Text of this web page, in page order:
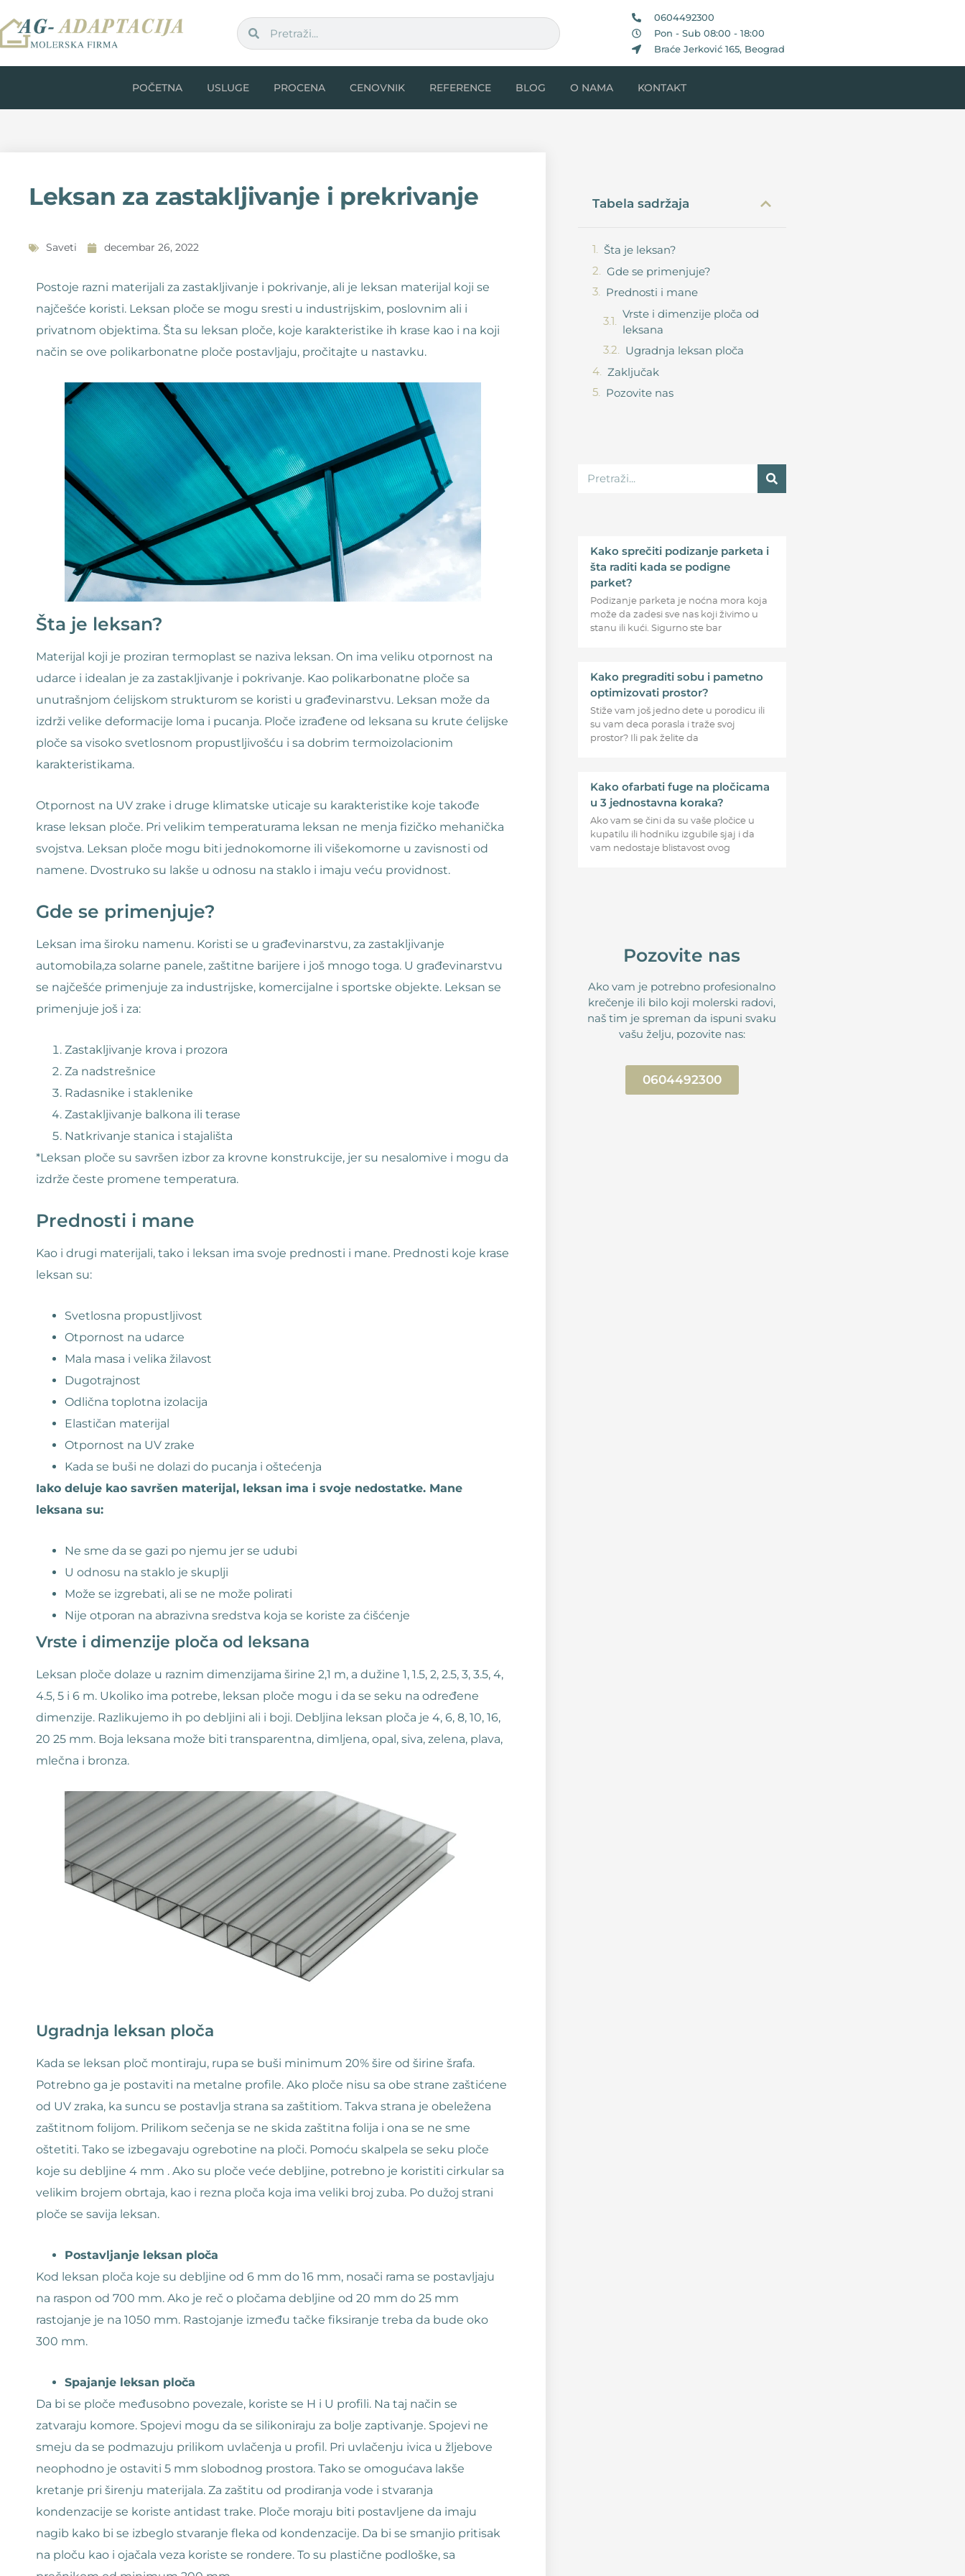
0604492300
Pon - Sub 08:00 - 18:00
Braće Jerković 165, Beograd
POČETNA USLUGE PROCENA CENOVNIK REFERENCE BLOG O NAMA KONTAKT
Leksan za zastakljivanje i prekrivanje
Saveti decembar 26, 2022
Postoje razni materijali za zastakljivanje i pokrivanje, ali je leksan materijal koji se
najčešće koristi. Leksan ploče se mogu sresti u industrijskim, poslovnim ali i
privatnom objektima. Šta su leksan ploče, koje karakteristike ih krase kao i na koji
način se ove polikarbonatne ploče postavljaju, pročitajte u nastavku.
Šta je leksan?
Materijal koji je proziran termoplast se naziva leksan. On ima veliku otpornost na
udarce i idealan je za zastakljivanje i pokrivanje. Kao polikarbonatne ploče sa
unutrašnjom ćelijskom strukturom se koristi u građevinarstvu. Leksan može da
izdrži velike deformacije loma i pucanja. Ploče izrađene od leksana su krute ćelijske
ploče sa visoko svetlosnom propustljivošću i sa dobrim termoizolacionim
karakteristikama.
Otpornost na UV zrake i druge klimatske uticaje su karakteristike koje takođe
krase leksan ploče. Pri velikim temperaturama leksan ne menja fizičko mehanička
svojstva. Leksan ploče mogu biti jednokomorne ili višekomorne u zavisnosti od
namene. Dvostruko su lakše u odnosu na staklo i imaju veću providnost.
Gde se primenjuje?
Leksan ima široku namenu. Koristi se u građevinarstvu, za zastakljivanje
automobila,za solarne panele, zaštitne barijere i još mnogo toga. U građevinarstvu
se najčešće primenjuje za industrijske, komercijalne i sportske objekte. Leksan se
primenjuje još i za:
Zastakljivanje krova i prozora
Za nadstrešnice
Radasnike i staklenike
Zastakljivanje balkona ili terase
Natkrivanje stanica i stajališta
*Leksan ploče su savršen izbor za krovne konstrukcije, jer su nesalomive i mogu da
izdrže česte promene temperatura.
Prednosti i mane
Kao i drugi materijali, tako i leksan ima svoje prednosti i mane. Prednosti koje krase
leksan su:
Svetlosna propustljivost
Otpornost na udarce
Mala masa i velika žilavost
Dugotrajnost
Odlična toplotna izolacija
Elastičan materijal
Otpornost na UV zrake
Kada se buši ne dolazi do pucanja i oštećenja
Iako deluje kao savršen materijal, leksan ima i svoje nedostatke. Mane
leksana su:
Ne sme da se gazi po njemu jer se udubi
U odnosu na staklo je skuplji
Može se izgrebati, ali se ne može polirati
Nije otporan na abrazivna sredstva koja se koriste za ćišćenje
Vrste i dimenzije ploča od leksana
Leksan ploče dolaze u raznim dimenzijama širine 2,1 m, a dužine 1, 1.5, 2, 2.5, 3, 3.5, 4,
4.5, 5 i 6 m. Ukoliko ima potrebe, leksan ploče mogu i da se seku na određene
dimenzije. Razlikujemo ih po debljini ali i boji. Debljina leksan ploča je 4, 6, 8, 10, 16,
20 25 mm. Boja leksana može biti transparentna, dimljena, opal, siva, zelena, plava,
mlečna i bronza.
Ugradnja leksan ploča
Kada se leksan ploč montiraju, rupa se buši minimum 20% šire od širine šrafa.
Potrebno ga je postaviti na metalne profile. Ako ploče nisu sa obe strane zaštićene
od UV zraka, ka suncu se postavlja strana sa zaštitiom. Takva strana je obeležena
zaštitnom folijom. Prilikom sečenja se ne skida zaštitna folija i ona se ne sme
oštetiti. Tako se izbegavaju ogrebotine na ploči. Pomoću skalpela se seku ploče
koje su debljine 4 mm . Ako su ploče veće debljine, potrebno je koristiti cirkular sa
velikim brojem obrtaja, kao i rezna ploča koja ima veliki broj zuba. Po dužoj strani
ploče se savija leksan.
Postavljanje leksan ploča
Kod leksan ploča koje su debljine od 6 mm do 16 mm, nosači rama se postavljaju
na raspon od 700 mm. Ako je reč o pločama debljine od 20 mm do 25 mm
rastojanje je na 1050 mm. Rastojanje između tačke fiksiranje treba da bude oko
300 mm.
Spajanje leksan ploča
Da bi se ploče međusobno povezale, koriste se H i U profili. Na taj način se
zatvaraju komore. Spojevi mogu da se silikoniraju za bolje zaptivanje. Spojevi ne
smeju da se podmazuju prilikom uvlačenja u profil. Pri uvlačenju ivica u žljebove
neophodno je ostaviti 5 mm slobodnog prostora. Tako se omogućava lakše
kretanje pri širenju materijala. Za zaštitu od prodiranja vode i stvaranja
kondenzacije se koriste antidast trake. Ploče moraju biti postavljene da imaju
nagib kako bi se izbeglo stvaranje fleka od kondenzacije. Da bi se smanjio pritisak
na ploču kao i ojačala veza koriste se rondere. To su plastične podloške, sa
Tabela sadržaja
Šta je leksan?
Gde se primenjuje?
Prednosti i mane
Vrste i dimenzije ploča od
leksana
Ugradnja leksan ploča
Zaključak
Pozovite nas
Kako sprečiti podizanje parketa i
šta raditi kada se podigne
parket?
Podizanje parketa je noćna mora koja
može da zadesi sve nas koji živimo u
stanu ili kući. Sigurno ste bar
Kako pregraditi sobu i pametno
optimizovati prostor?
Stiže vam još jedno dete u porodicu ili
su vam deca porasla i traže svoj
prostor? Ili pak želite da
Kako ofarbati fuge na pločicama
u 3 jednostavna koraka?
Ako vam se čini da su vaše pločice u
kupatilu ili hodniku izgubile sjaj i da
vam nedostaje blistavost ovog
Pozovite nas
Ako vam je potrebno profesionalno
krečenje ili bilo koji molerski radovi,
naš tim je spreman da ispuni svaku
vašu želju, pozovite nas:
0604492300